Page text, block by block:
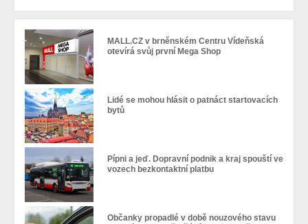
MALL.CZ v brněnském Centru Vídeňská
otevírá svůj první Mega Shop
Lidé se mohou hlásit o patnáct startovacích
bytů
Pípni a jeď. Dopravní podnik a kraj spouští ve
vozech bezkontaktní platbu
Občanky propadlé v době nouzového stavu